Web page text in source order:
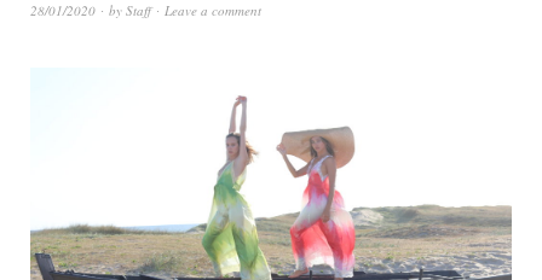
28/01/2020 by Staff Leave a comment